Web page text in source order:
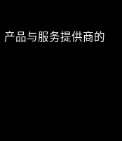
品与服务提供商的